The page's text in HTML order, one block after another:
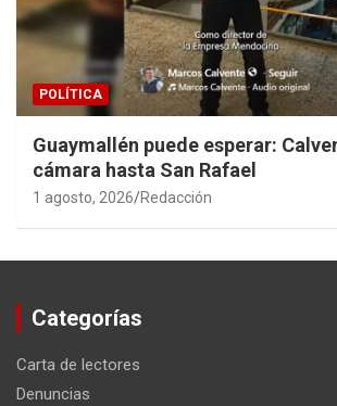
POLÍTICA
Guaymallén puede esperar:
cámara hasta San Rafael
1 agosto, 2026 Redacción
Categorías
Carta de lectores
Denuncias